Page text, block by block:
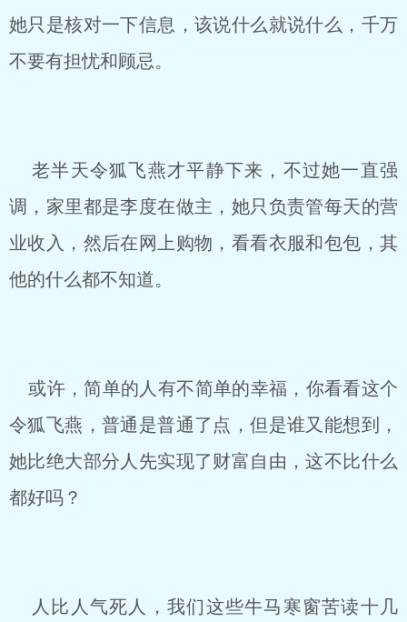
她只是核对一下信息，该说什么就说什么，千万
不要有担忧和顾忌。
老半天令狐飞燕才平静下来，不过她一直强
调，家里都是李度在做主，她只负责管每天的营
业收入，然后在网上购物，看看衣服和包包，其
他的什么都不知道。
或许，简单的人有不简单的幸福，你看看这个
令狐飞燕，普通是普通了点，但是谁又能想到，
她比绝大部分人先实现了财富自由，这不比什么
都好吗？
人比人气死人，我们这些牛马寒窗苦读十几